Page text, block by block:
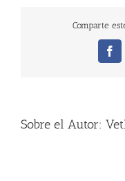
Comparte
Sobre el Autor: